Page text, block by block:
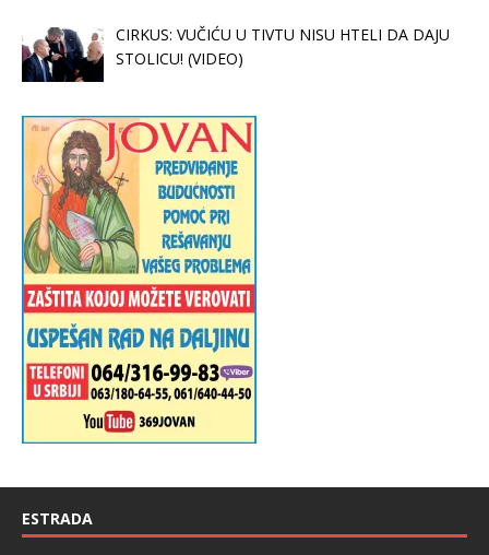
CIRKUS: VUČIĆU U TIVTU NISU HTELI DA DAJU
STOLICU! (VIDEO)
ESTRADA